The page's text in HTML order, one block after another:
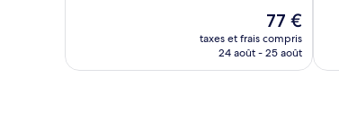
Le
nouveau
prix
77 €
taxes et frais compris
24 août - 25 août